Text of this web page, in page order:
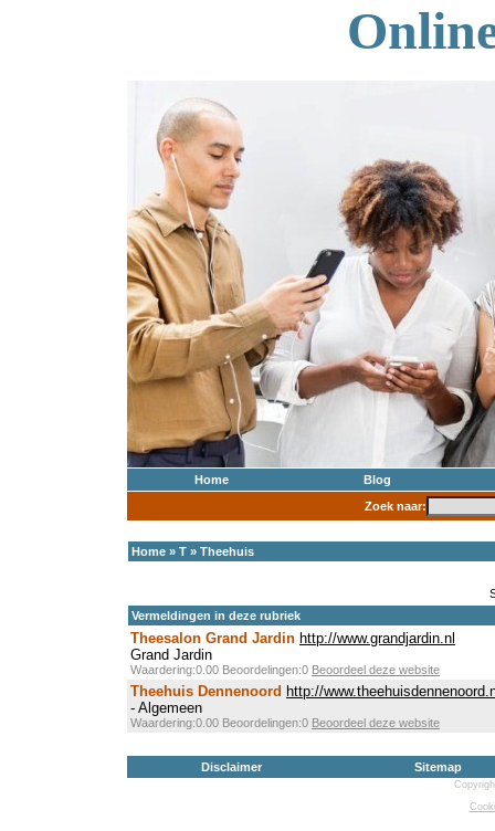
Home
Blog
Zoek naar:
Home » T » Theehuis
Vermeldingen in deze rubriek
Theesalon Grand Jardin http://www.grandjardin.nl
Grand Jardin
Waardering:0.00 Beoordelingen:0 Beoordeel deze website
Theehuis Dennenoord http://
- Algemeen
Waardering:0.00 Beoordelingen:0 Beoordeel deze website
Disclaimer Sitemap